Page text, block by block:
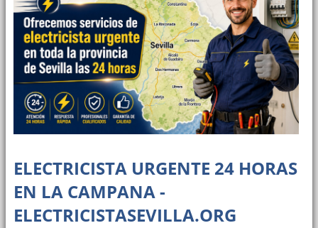
ELECTRICISTA URGENTE 24 HORAS
EN LA CAMPANA -
ELECTRICISTASEVILLA.ORG